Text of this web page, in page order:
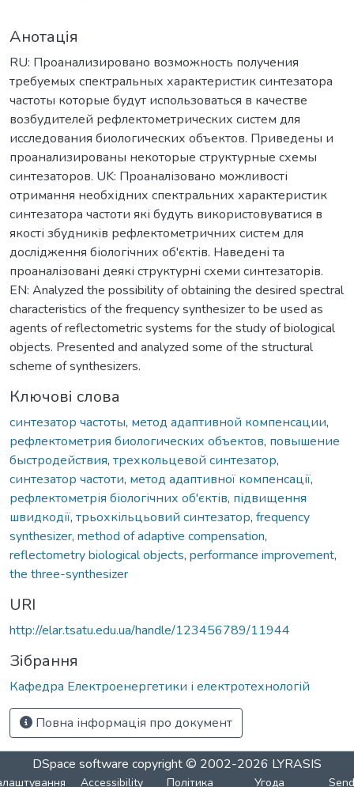
Анотація
RU: Проанализировано возможность получения
требуемых спектральных характеристик синтезатора
частоты которые будут использоваться в качестве
возбудителей рефлектометрических систем для
исследования биологических объектов. Приведены и
проанализированы некоторые структурные схемы
синтезаторов. UK: Проаналізовано можливості
отримання необхідних спектральних характеристик
синтезатора частоти які будуть використовуватися в
якості збудників рефлектометричних систем для
дослідження біологічних об'єктів. Наведені та
проаналізовані деякі структурні схеми синтезаторів.
EN: Analyzed the possibility of obtaining the desired spectral
characteristics of the frequency synthesizer to be used as
agents of reflectometric systems for the study of biological
objects. Presented and analyzed some of the structural
scheme of synthesizers.
Ключові слова
синтезатор частоты, метод адаптивной компенсации,
рефлектометрия биологических объектов, повышение
быстродействия, трехкольцевой синтезатор,
синтезатор частоти, метод адаптивної компенсації,
рефлектометрія біологічних об'єктів, підвищення
швидкодії, трьохкільцьовий синтезатор, frequency
synthesizer, method of adaptive compensation,
reflectometry biological objects, performance improvement,
the three-synthesizer
URI
http://elar.tsatu.edu.ua/handle/123456789/11944
Зібрання
Кафедра Електроенергетики і електротехнологій
Повна інформація про документ
DSpace software copyright © 2002-2026 LYRASIS
Accessibility Політика Угода Send